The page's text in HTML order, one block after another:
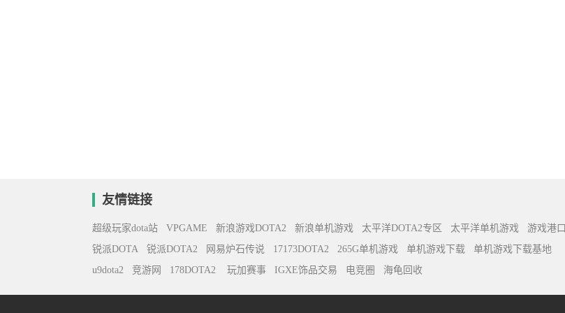
友情链接
超级玩家dota站 VPGAME 新浪游戏DOTA2 新浪单机游戏 太平洋DOTA2专区 太平洋单机游戏
游戏港口
锐派DOTA
锐派DOTA2 网易炉石传说 17173DOTA2 265G单机游戏 单机游戏下载
单机游戏下载基地
u9dota2
竞游网 178DOTA2 玩加赛事 IGXE饰品交易 电竞圈 海龟回收